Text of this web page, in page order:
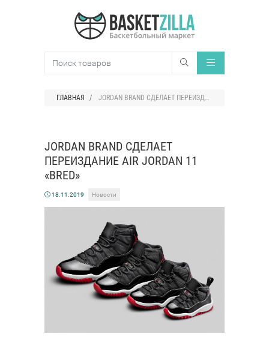
ГЛАВНАЯ JORDAN BRAND СДЕЛАЕТ ПЕРЕИЗДАНИЕ AIR JORDAN 11 «BRED»
JORDAN BRAND СДЕЛАЕТ
ПЕРЕИЗДАНИЕ AIR JORDAN 11
«BRED»
18.11.2019 Новости